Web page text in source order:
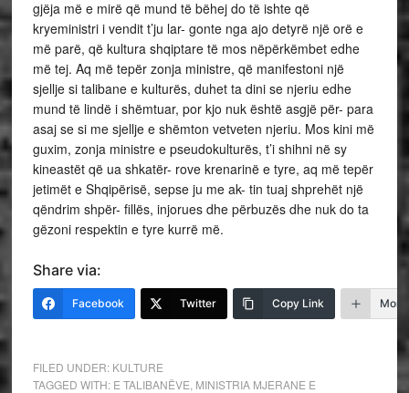
gjëja më e mirë që mund të bëhej do të ishte që
kryeministri i vendit t’ju lar- gonte nga ajo detyrë një orë e
më parë, që kultura shqiptare të mos nëpërkëmbet edhe
më tej. Aq më tepër zonja ministre, që manifestoni një
sjellje si talibane e kulturës, duhet ta dini se njeriu edhe
mund të lindë i shëmtuar, por kjo nuk është asgjë për- para
asaj se si me sjellje e shëmton vetveten njeriu. Mos kini më
guxim, zonja ministre e pseudokulturës, t’i shihni në sy
kineastët që ua shkatër- rove krenarinë e tyre, aq më tepër
jetimët e Shqipërisë, sepse ju me ak- tin tuaj shprehët një
qëndrim shpër- fillës, injorues dhe përbuzës dhe nuk do ta
gëzoni respektin e tyre kurrë më.
Share via:
Facebook Twitter Copy Link More
FILED UNDER: KULTURE
TAGGED WITH: E TALIBANËVE MINISTRIA MJERANE E